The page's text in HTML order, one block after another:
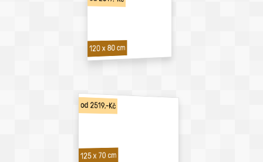
120 x 80 cm
od 2519,-Kč
125 x 70 cm